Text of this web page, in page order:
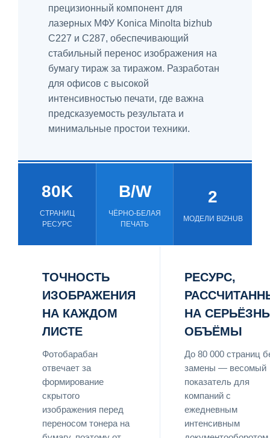
прецизионный компонент для
лазерных МФУ Konica Minolta bizhub
C227 и C287, обеспечивающий
стабильный перенос изображения на
бумагу тираж за тиражом. Разработан
для офисов с высокой
интенсивностью печати, где важна
предсказуемость результата и
минимальные простои техники.
80K
СТРАНИЦ
РЕСУРС
B/W
ЧЁРНО-БЕЛАЯ
ПЕЧАТЬ
2
МОДЕЛИ BIZHUB
ТОЧНОСТЬ
ИЗОБРАЖЕНИЯ
НА КАЖДОМ
ЛИСТЕ
Фотобарабан
отвечает за
формирование
скрытого
изображения перед
переносом тонера на
РЕСУРС,
НА
ОБЪЁМЫ
До 80 000 страниц
замены — весомый
показатель для
компаний с
ежедневным
интенсивным